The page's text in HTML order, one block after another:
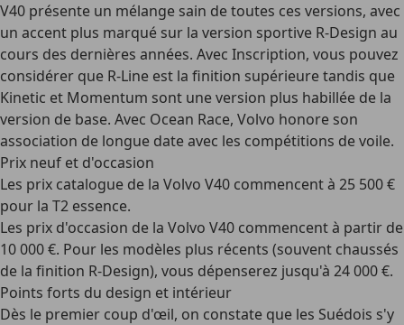
V40 présente un mélange sain de toutes ces versions, avec
un accent plus marqué sur la version sportive R-Design au
cours des dernières années. Avec Inscription, vous pouvez
considérer que R-Line est la finition supérieure tandis que
Kinetic et Momentum sont une version plus habillée de la
version de base. Avec Ocean Race, Volvo honore son
association de longue date avec les compétitions de voile.
Prix neuf et d'occasion
Les prix catalogue de la Volvo V40 commencent à 25 500 €
pour la T2 essence.
Les prix d'occasion de la Volvo V40 commencent à partir de
10 000 €. Pour les modèles plus récents (souvent chaussés
de la finition R-Design), vous dépenserez jusqu'à 24 000 €.
Points forts du design et intérieur
Dès le premier coup d'œil, on constate que les Suédois s'y